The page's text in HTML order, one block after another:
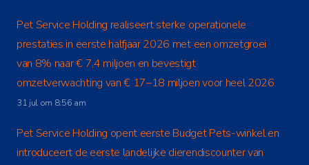
Pet Service Holding realiseert sterke operationele
prestaties in eerste halfjaar 2026 met een omzetgroei
van 8% naar € 7,4 miljoen en bevestigt
omzetverwachting van € 17–18 miljoen voor heel 2026
31 jul om 8:56 am
Pet Service Holding opent eerste Budget Pets-winkel en
introduceert de eerste landelijke dierendiscounter van